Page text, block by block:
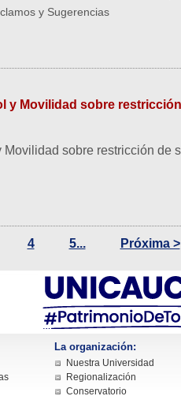
y Sugerencias
y Movilidad sobre
sobre restricción de
4 5... Próxima >
La organización:
Nuestra Universidad
Regionalización
Conservatorio